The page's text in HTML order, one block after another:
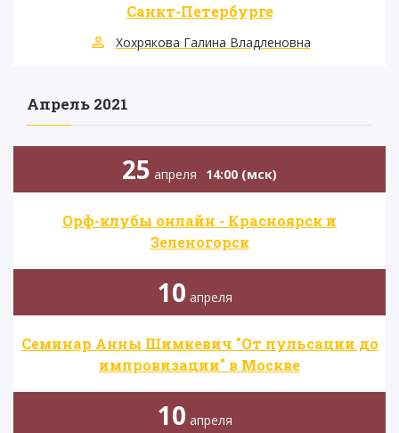
Санкт-Петербурге
Хохрякова Галина Владленовна
Апрель 2021
25 апреля 14:00 (мск)
Орф-клубы онлайн - Красноярск и
Зеленогорск
10 апреля
Семинар Анны Шимкевич "От пульсации до
импровизации" в Москве
10 апреля